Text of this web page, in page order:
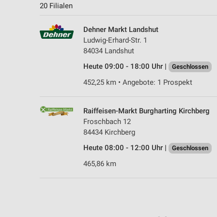
20 Filialen
Dehner Markt Landshut
Ludwig-Erhard-Str. 1
84034 Landshut
Heute 09:00 - 18:00 Uhr |
Geschlossen
452,25 km • Angebote: 1 Prospekt
Raiffeisen-Markt Burgharting Kirchberg
Froschbach 12
84434 Kirchberg
Heute 08:00 - 12:00 Uhr |
Geschlossen
465,86 km